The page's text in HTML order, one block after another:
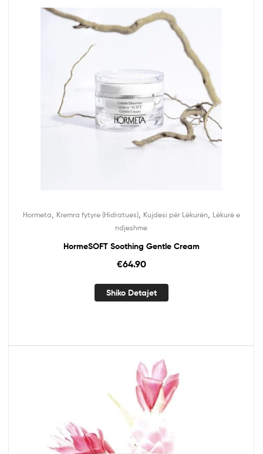
Hormeta Kremra fytyre (Hidratues), Kujdesi për Lëkurën
Lëkurë e
ndjeshme
HormeSOFT Soothing Gentle Cream
€64.90
Shiko Detajet